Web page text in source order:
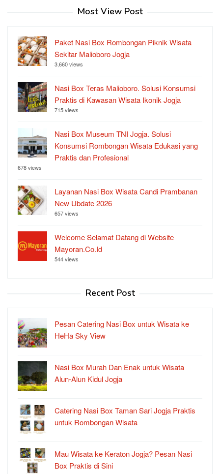
Most View Post
Paket Nasi Box Rombongan Piknik Wisata
Sekitar Malioboro Jogja
3,660 views
Nasi Box Teras Malioboro. Solusi Konsumsi
Praktis di Kawasan Wisata Ikonik Jogja
715 views
Nasi Box Museum TNI Jogja. Solusi
Konsumsi Rombongan Wisata Edukasi yang
Praktis dan Profesional
678 views
Layanan Nasi Box Wisata Candi Prambanan
New Ubdate 2026
657 views
Welcome Selamat Datang di Website
Mayoran.Co.Id
544 views
Recent Post
Pesan Catering Nasi Box untuk Wisata ke
HeHa Sky View
Nasi Box Murah Dan Enak untuk Wisata
Alun-Alun Kidul Jogja
Catering Nasi Box Taman Sari Jogja Praktis
untuk Rombongan Wisata
Mau Wisata ke Keraton Jogja? Pesan Nasi
Box Praktis di Sini